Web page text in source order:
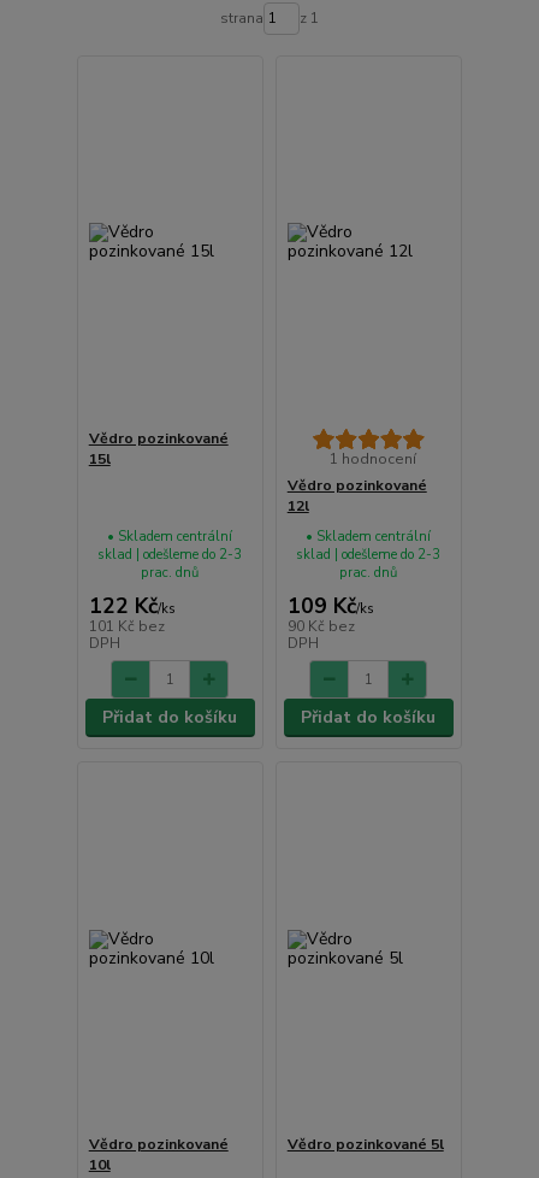
strana z 1
Vědro pozinkované
15l
122 Kč/ks
101 Kč bez
DPH
• Skladem centrální
sklad | odešleme do 2-3
prac. dnů
Přidat do košíku
1 hodnocení
Vědro pozinkované
12l
109 Kč/ks
90 Kč bez
DPH
• Skladem centrální
sklad | odešleme do 2-3
prac. dnů
Přidat do košíku
Vědro pozinkované
10l
Vědro pozinkované 5l